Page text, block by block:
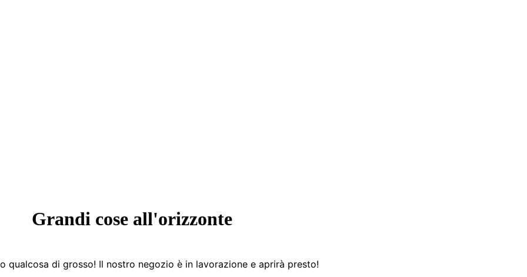
Grandi cose all'orizzonte
qualcosa di grosso! Il nostro negozio è in lavorazione e aprirà presto!